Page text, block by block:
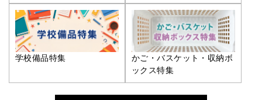
学校備品特集
かご・バスケット・収納ボ
ックス特集